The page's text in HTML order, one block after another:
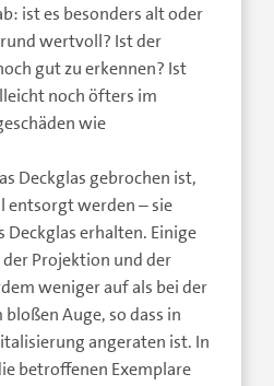
ist es besonders alt oder
wertvoll? Ist der
gut zu erkennen? Ist
noch öfters im
wie
Deckglas gebrochen ist,
entsorgt werden – sie
Deckglas erhalten. Einige
Projektion und der
weniger auf als bei der
Auge, so dass in
angeraten ist. In
betroffenen Exemplare